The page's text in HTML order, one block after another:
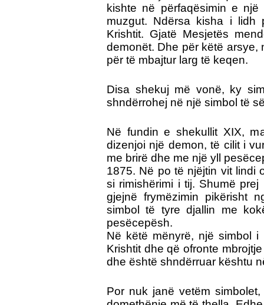
kishte në përfaqësimin e
muzgut. Ndërsa kisha i
Krishtit. Gjatë Mesjetës
demonët. Dhe për këtë arsye,
për të mbajtur larg të keqen.
Disa shekuj më vonë, ky
shndërrohej në një simbol të
Në fundin e shekullit XIX,
dizenjoi një demon, të cilit i
me brirë dhe me një yll
1875. Në po të njëjtin vit lindi
si rimishërimi i tij. Shumë
gjejnë frymëzimin pikërisht
simbol të tyre djallin me
pesëcepësh.
Në këtë mënyrë, një simbol
Krishtit dhe që ofronte
dhe është shndërruar kështu
Por nuk janë vetëm